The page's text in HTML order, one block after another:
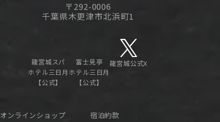
〒292-0006
千葉県木更津市北浜町1
龍宮城スパ
ホテル三日月
【公式】
富士見亭
ホテル三日月
【公式】
龍宮城公式X
オンラインショップ
宿泊約款